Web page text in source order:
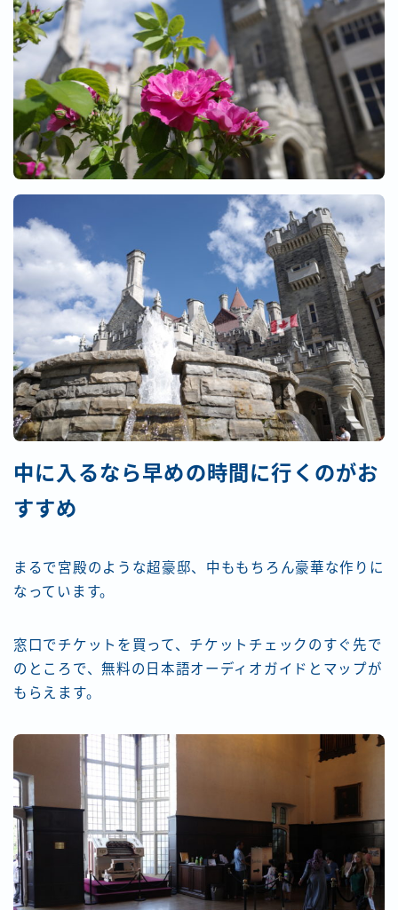
中に入るなら早めの時間に行くのがお
すすめ
まるで宮殿のような超豪邸、中ももちろん豪華な作りに
なっています。
窓口でチケットを買って、チケットチェックのすぐ先で
のところで、無料の日本語オーディオガイドとマップが
もらえます。